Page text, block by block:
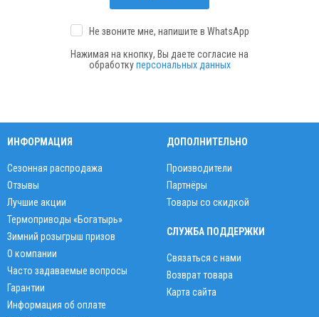
Не звоните мне, напишите в WhatsApp
Нажимая на кнопку, Вы даете согласие на
обработкуперсональных данных
ИНФОРМАЦИЯ
Сезонная распродажа
Отзывы
Лучшие акции
Термоприводы «Богатырь»
Зимний розыгрыш призов
О компании
Часто задаваемые вопросы
Гарантии
Информация об оплате
ДОПОЛНИТЕЛЬНО
Производители
Партнёры
Товары со скидкой
СЛУЖБА ПОДДЕРЖКИ
Связаться с нами
Возврат товара
Карта сайта